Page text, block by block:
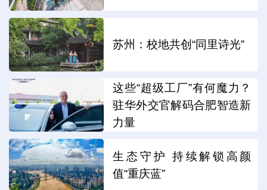
苏州：校地共创“同里诗光”
这些“超级工厂”有何魔力？
驻华外交官解码合肥智造新
力量
生态守护 持续解锁高颜
值“重庆蓝”